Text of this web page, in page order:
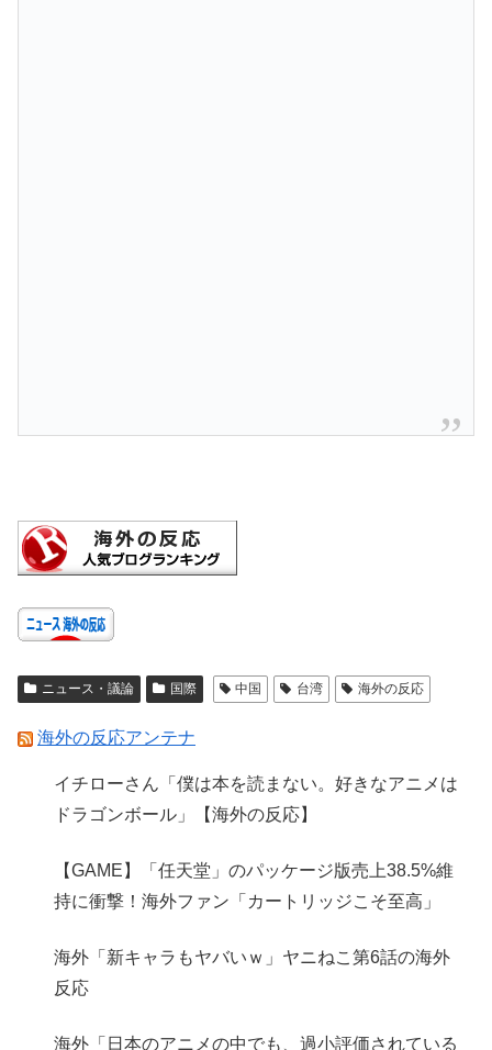
ニュース・議論 国際 中国 台湾 海外の反応
海外の反応アンテナ
イチローさん「僕は本を読まない。好きなアニメは
ドラゴンボール」【海外の反応】
【GAME】「任天堂」のパッケージ版売上38.5%維
持に衝撃！海外ファン「カートリッジこそ至高」
海外「新キャラもヤバいｗ」ヤニねこ第6話の海外
反応
海外「日本のアニメの中でも、過小評価されている